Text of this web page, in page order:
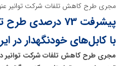
مجری طرح کاهش تلفات شرکت توانیر
پیشرفت 73
با کابل‌های خودنگهدار در
مجری طرح کاهش تلفات شرکت توانیر